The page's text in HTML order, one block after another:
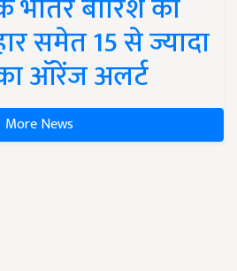
बारिश का
समेत 15 से ज्यादा
ऑरेंज अलर्ट
More News